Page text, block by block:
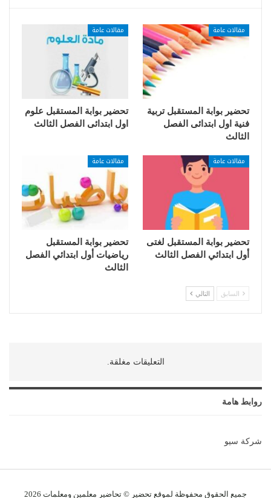
مقالات عامة
تحضير بوابة المستقبل تربية
فنية اول ابتدائى الفصل
الثالث
مقالات عامة
تحضير بوابة المستقبل علوم
اول ابتدائى الفصل الثالث
مقالات عامة
تحضير بوابة المستقبل لغتى
أول ابتدائي الفصل الثالث
مقالات عامة
تحضير بوابة المستقبل
رياضيات أول ابتدائي الفصل
الثالث
السابق التالي
التعليقات مغلقة.
روابط هامة
شركة سيو
جميع الحقوق محفوظة لموقع تحضير © تحاضير معلمين ومعلمات